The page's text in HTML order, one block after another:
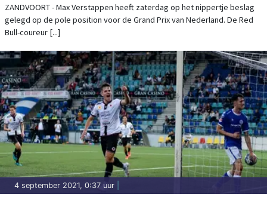
ZANDVOORT - Max Verstappen heeft zaterdag op het nippertje beslag
gelegd op de pole position voor de Grand Prix van Nederland. De Red
Bull-coureur [...]
4 september 2021, 0:37 uur